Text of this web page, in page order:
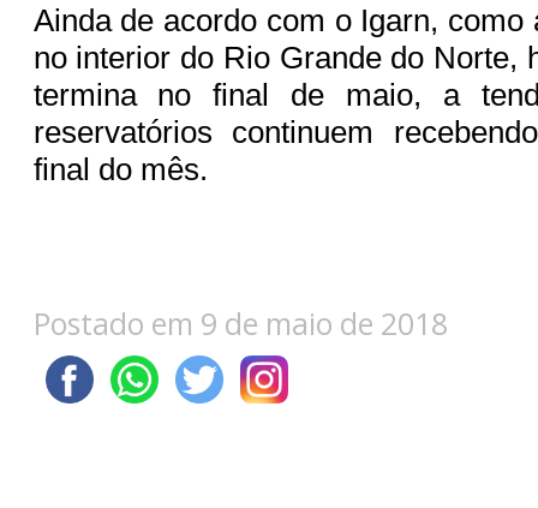
Ainda de acordo com o Igarn, como
no interior do Rio Grande do Norte,
termina no final de maio, a
reservatórios continuem
final do mês.
Postado em 9 de maio de 2018